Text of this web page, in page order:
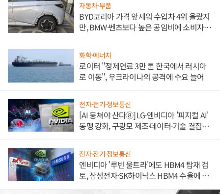
자동차·부품
BYD코리아 가격 앞세워 수입차 4위 올랐지
만, BMW·벤츠보다 높은 공임비에 소비자
화학·에너지
로이터 "정제연료 3만 톤 한국에서 러시아
로 이동", 우크라이나의 공격에 수요 늘어
전자·전기·정보통신
[AI 뭉쳐야 산다⑧] LG·엔비디아 '피지컬 AI'
동맹 강화, 구광모 제조·데이터·기술 결집
전자·전기·정보통신
엔비디아 '루빈 울트라'에도 HBM4 탑재 검
토, 삼성전자·SK하이닉스 HBM4 수율에 주